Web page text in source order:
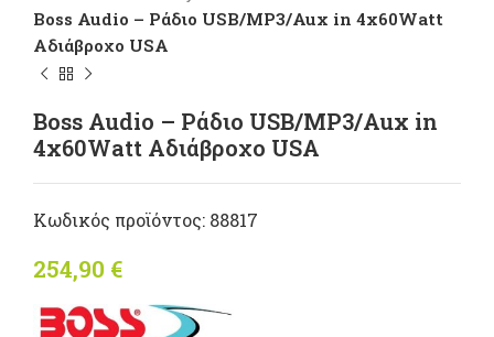
Boss Audio – Ράδιο USB/MP3/Aux in 4x60Watt
Αδιάβροχο USA
Boss Audio – Ράδιο USB/MP3/Aux in
4x60Watt Αδιάβροχο USA
Κωδικός προϊόντος: 88817
254,90 €